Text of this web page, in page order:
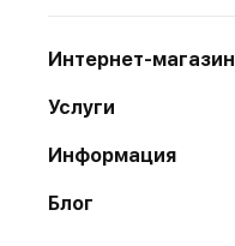
Интернет-магазин
Услуги
Информация
Блог